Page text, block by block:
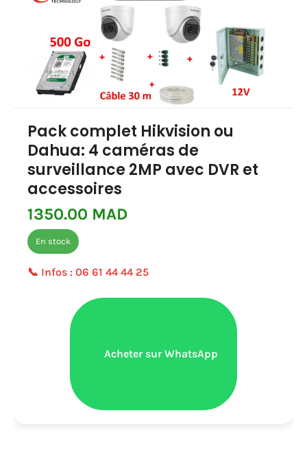
Pack complet Hikvision ou
Dahua: 4 caméras de
surveillance 2MP avec DVR et
accessoires
1350.00 MAD
En stock
📞 Infos : 06 61 44 44 25
Acheter sur WhatsApp